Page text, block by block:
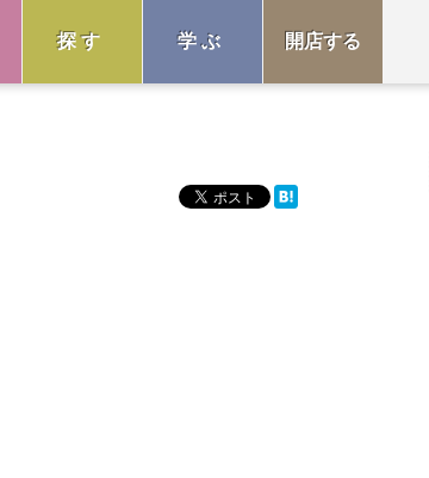
探す 学ぶ 開店する